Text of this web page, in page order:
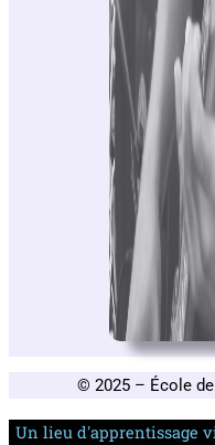
© 2025 – École
Un lieu d'apprentissage